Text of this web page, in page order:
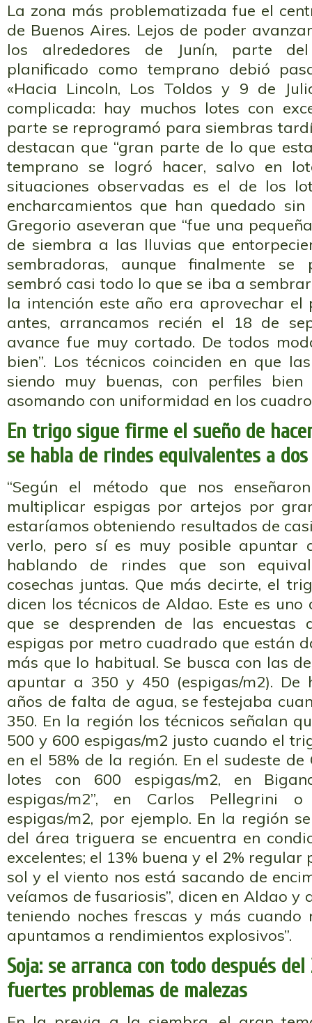
La zona más problematizada fue el
de Buenos Aires. Lejos de poder
los alrededores de Junín, parte
planificado como temprano debió
«Hacia Lincoln, Los Toldos y 9 de
complicada: hay muchos lotes con
parte se reprogramó para siembras
destacan que “gran parte de lo que
temprano se logró hacer, salvo en
situaciones observadas es el de los
encharcamientos que han quedado sin
Gregorio aseveran que “fue una
de siembra a las lluvias que
sembradoras, aunque finalmente se
sembró casi todo lo que se iba a
la intención este año era aprovechar el
antes, arrancamos recién el 18 de
avance fue muy cortado. De todos
bien”. Los técnicos coinciden en que
siendo muy buenas, con perfiles
asomando con uniformidad en los
En trigo sigue firme el sueño de
se habla de rindes equivalentes a dos
“Según el método que nos
multiplicar espigas por artejos por
estaríamos obteniendo resultados de
verlo, pero sí es muy posible apuntar
hablando de rindes que son
cosechas juntas. Que más decirte, el
dicen los técnicos de Aldao. Este es
que se desprenden de las encuestas
espigas por metro cuadrado que están
más que lo habitual. Se busca con las
apuntar a 350 y 450 (espigas/m2). De
años de falta de agua, se festejaba
350. En la región los técnicos señalan
500 y 600 espigas/m2 justo cuando el
en el 58% de la región. En el sudeste
lotes con 600 espigas/m2, en
espigas/m2”, en Carlos Pellegrini
espigas/m2, por ejemplo. En la región
del área triguera se encuentra en
excelentes; el 13% buena y el 2% regular
sol y el viento nos está sacando de
veíamos de fusariosis”, dicen en Aldao y
teniendo noches frescas y más cuando
apuntamos a rendimientos explosivos”.
Soja: se arranca con todo después
fuertes problemas de malezas